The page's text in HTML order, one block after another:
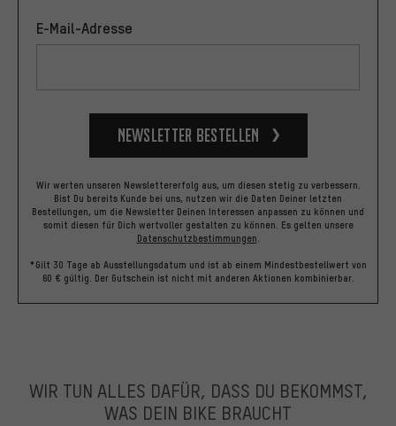
E-Mail-Adresse
Newsletter bestellen
Wir werten unseren Newslettererfolg aus, um diesen stetig zu verbessern.
Bist Du bereits Kunde bei uns, nutzen wir die Daten Deiner letzten
Bestellungen, um die Newsletter Deinen Interessen anpassen zu können und
somit diesen für Dich wertvoller gestalten zu können. Es gelten unsere
Datenschutzbestimmungen.
*Gilt 30 Tage ab Ausstellungsdatum und ist ab einem Mindestbestellwert von
60 € gültig. Der Gutschein ist nicht mit anderen Aktionen kombinierbar.
WIR TUN ALLES DAFÜR, DASS DU BEKOMMST,
WAS DEIN BIKE BRAUCHT